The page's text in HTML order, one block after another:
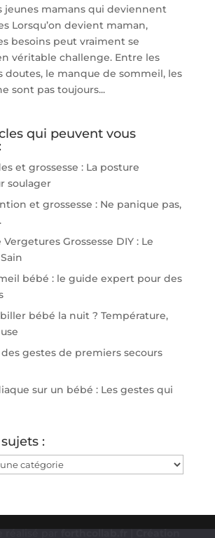
jeunes mamans qui deviennent
Lorsqu’on devient maman,
besoins peut vraiment se
véritable challenge. Entre les
doutes, le manque de sommeil, les
sont pas toujours...
qui peuvent vous
et grossesse : La posture
soulager
et grossesse : Ne panique pas,
Grossesse DIY : Le
bébé : le guide expert pour des
bébé la nuit ? Température,
gestes de premiers secours
sur un bébé : Les gestes qui
:
réalisé parforthcollab.fr|Création